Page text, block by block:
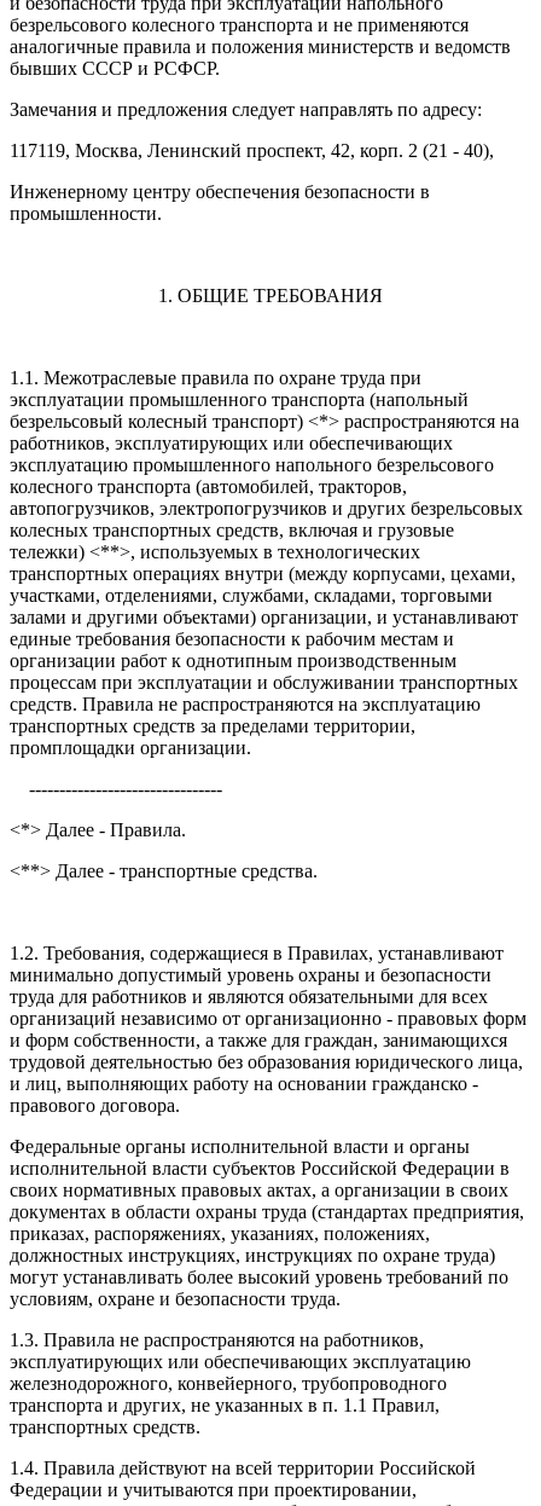
безрельсового колесного транспорта и не применяются
аналогичные правила и положения министерств и ведомств
бывших СССР и РСФСР.
Замечания и предложения следует направлять по адресу:
117119, Москва, Ленинский проспект, 42, корп. 2 (21 - 40),
Инженерному центру обеспечения безопасности в
промышленности.
1. ОБЩИЕ ТРЕБОВАНИЯ
1.1. Межотраслевые правила по охране труда при
эксплуатации промышленного транспорта (напольный
безрельсовый колесный транспорт) <*> распространяются на
работников, эксплуатирующих или обеспечивающих
эксплуатацию промышленного напольного безрельсового
колесного транспорта (автомобилей, тракторов,
автопогрузчиков, электропогрузчиков и других безрельсовых
колесных транспортных средств, включая и грузовые
тележки) <**>, используемых в технологических
транспортных операциях внутри (между корпусами, цехами,
участками, отделениями, службами, складами, торговыми
залами и другими объектами) организации, и устанавливают
единые требования безопасности к рабочим местам и
организации работ к однотипным производственным
процессам при эксплуатации и обслуживании транспортных
средств. Правила не распространяются на эксплуатацию
транспортных средств за пределами территории,
промплощадки организации.
--------------------------------
<*> Далее - Правила.
<**> Далее - транспортные средства.
1.2. Требования, содержащиеся в Правилах, устанавливают
минимально допустимый уровень охраны и безопасности
труда для работников и являются обязательными для всех
организаций независимо от организационно - правовых форм
и форм собственности, а также для граждан, занимающихся
трудовой деятельностью без образования юридического лица,
и лиц, выполняющих работу на основании гражданско -
правового договора.
Федеральные органы исполнительной власти и органы
исполнительной власти субъектов Российской Федерации в
своих нормативных правовых актах, а организации в своих
документах в области охраны труда (стандартах предприятия,
приказах, распоряжениях, указаниях, положениях,
должностных инструкциях, инструкциях по охране труда)
могут устанавливать более высокий уровень требований по
условиям, охране и безопасности труда.
1.3. Правила не распространяются на работников,
эксплуатирующих или обеспечивающих эксплуатацию
железнодорожного, конвейерного, трубопроводного
транспорта и других, не указанных в п. 1.1 Правил,
транспортных средств.
1.4. Правила действуют на всей территории Российской
Федерации и учитываются при проектировании,